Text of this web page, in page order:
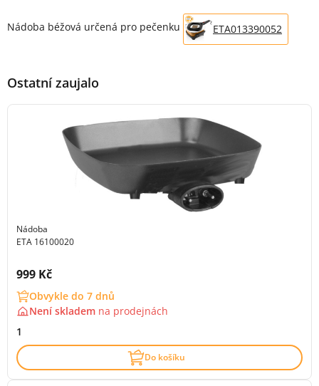
Nádoba béžová určená pro pečenku ETA013390052
Ostatní zaujalo
Nádoba
ETA 16100020
Cena s DPH:
999 Kč
Obvykle do 7 dnů
Není skladem na prodejnách
1
Do košíku